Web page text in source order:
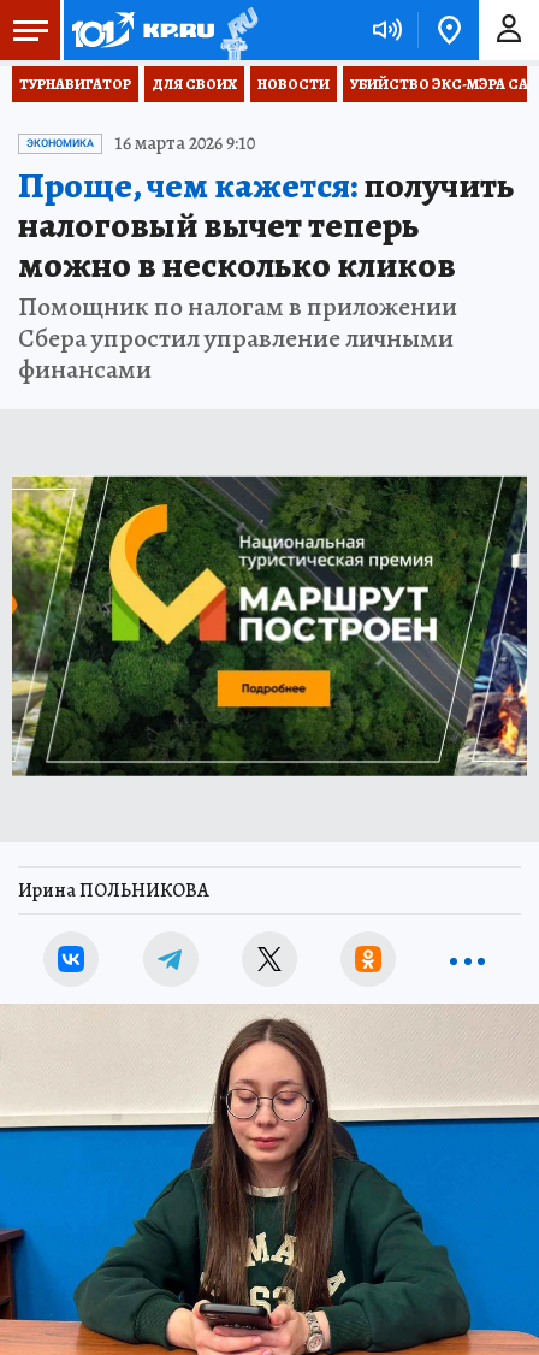
ТУРНАВИГАТОР ДЛЯ СВОИХ НОВОСТИ УБИЙСТВО ЭКС-МЭРА
ЭКОНОМИКА 16 марта 2026 9:10
Проще, чем кажется:получить
налоговый вычет теперь
можно в несколько кликов
Помощник по налогам в приложении
Сбера упростил управление личными
финансами
Ирина ПОЛЬНИКОВА